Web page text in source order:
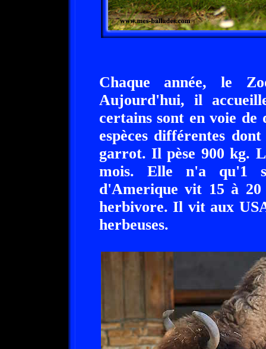
Chaque année, le
Aujourd'hui, il
certains sont en voie
espèces différentes
garrot. Il pèse 900 kg.
mois. Elle n'a qu'1
d'Amerique vit 15 à
herbivore. Il vit aux
herbeuses.